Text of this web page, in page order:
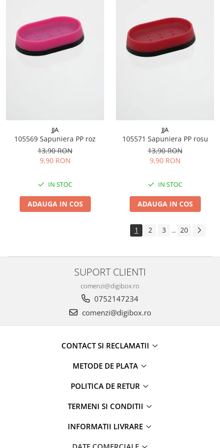
JJA
105569 Sapuniera PP roz
13,90 RON
9,90 RON
IN STOC
ADAUGA IN COS
JJA
105571 Sapuniera PP rosu
13,90 RON
9,90 RON
IN STOC
ADAUGA IN COS
1 2 3 ... 20
SUPORT CLIENTI
comenzi@digibox.ro
0752147234
comenzi@digibox.ro
CONTACT SI RECLAMATII
METODE DE PLATA
POLITICA DE RETUR
TERMENI SI CONDITII
INFORMATII LIVRARE